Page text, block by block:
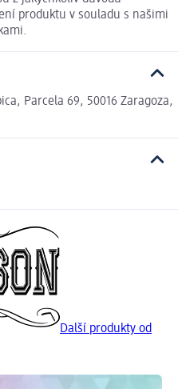
produktu v souladu s našimi
Parcela 69, 50016 Zaragoza,
Další produkty od